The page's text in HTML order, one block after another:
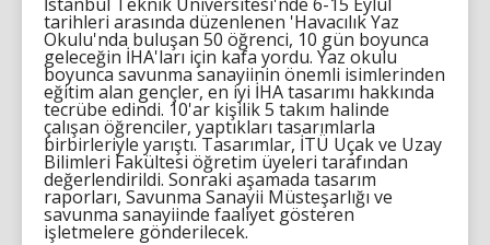
tarihleri arasında düzenlenen 'Havacılık Yaz
Okulu'nda buluşan 50 öğrenci, 10 gün boyunca
geleceğin İHA'ları için kafa yordu. Yaz okulu
boyunca savunma sanayiinin önemli isimlerinden
eğitim alan gençler, en iyi İHA tasarımı hakkında
tecrübe edindi. 10'ar kişilik 5 takım halinde
çalışan öğrenciler, yaptıkları tasarımlarla
birbirleriyle yarıştı. Tasarımlar, İTÜ Uçak ve Uzay
Bilimleri Fakültesi öğretim üyeleri tarafından
değerlendirildi. Sonraki aşamada tasarım
raporları, Savunma Sanayii Müsteşarlığı ve
savunma sanayiinde faaliyet gösteren
işletmelere gönderilecek.